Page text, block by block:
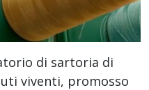
di sartoria di
viventi, promosso